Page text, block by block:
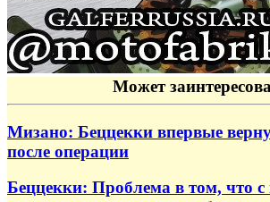
Может
Мизано: Беццекки впервые
после операции
Беццекки: Проблема в том, что